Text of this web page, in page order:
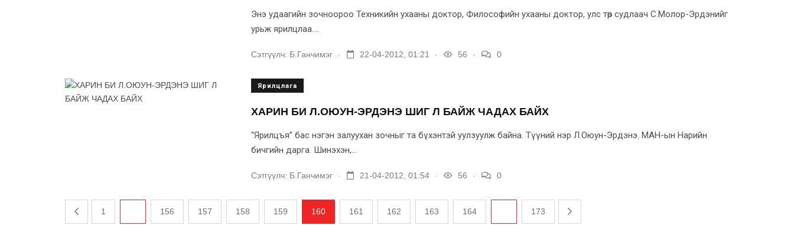
Энэ удаагийн зочноороо Тех­никийн ухааны доктор, Филосо­фийн ухааны доктор, улс төр суд­лаач С.Молор-Эрдэнийг
урьж ярилцлаа....
Сэтгүүлч: Б.Ганчимэг 22-04-2012, 01:21 56 0
Ярилцлага
ХАРИН БИ Л.ОЮУН-ЭРДЭНЭ ШИГ Л БАЙЖ ЧАДАХ БАЙХ
“Ярилцъя” бас нэгэн залуухан зочныг та бүхэнтэй уулзуулж байна. Түүний нэр Л.Оюун-Эрдэнэ. МАН-ын Нарийн
бичгийн дарга. Шинэхэн,...
Сэтгүүлч: Б.Ганчимэг 21-04-2012, 01:54 56 0
1 156 157 158 159 160 161 162 163 164 173